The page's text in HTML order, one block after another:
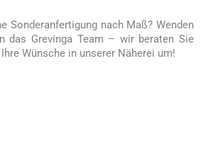
Sonderanfertigung nach Maß? Wenden
das Grevinga Team – wir beraten Sie
Wünsche in unserer Näherei um!